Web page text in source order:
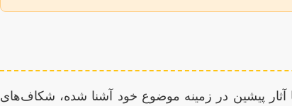
پیشین در زمینه موضوع خود آشنا شده، شکاف‌های